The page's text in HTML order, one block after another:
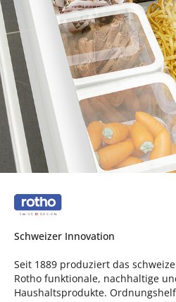
Schweizer Innovation
Seit 1889 produziert das
Rotho funktionale, nachhaltige
Haushaltsprodukte.